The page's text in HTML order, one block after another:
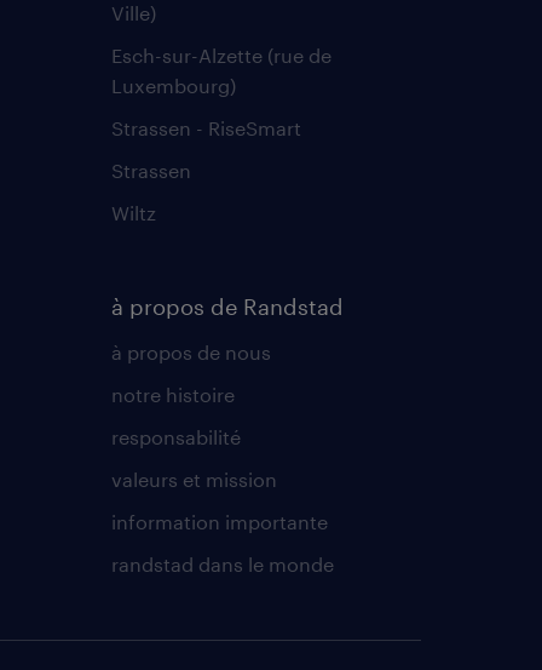
Ville)
Esch-sur-Alzette (rue de
Luxembourg)
Strassen - RiseSmart
Strassen
Wiltz
à propos de Randstad
à propos de nous
notre histoire
responsabilité
valeurs et mission
information importante
randstad dans le monde